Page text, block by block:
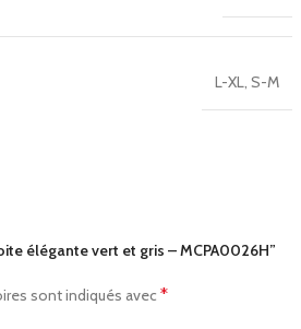
L-XL, S-M
élégante vert et gris – MCPA0026H”
sont indiqués avec *